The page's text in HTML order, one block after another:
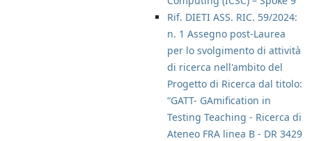
Rif. DIETI ASS. RIC. 59/2024:
n. 1 Assegno post-Laurea
per lo svolgimento di attività
di ricerca nell'ambito del
Progetto di Ricerca dal titolo:
“GATT- GAmification in
Testing Teaching - Ricerca di
Ateneo FRA linea B - DR 3429